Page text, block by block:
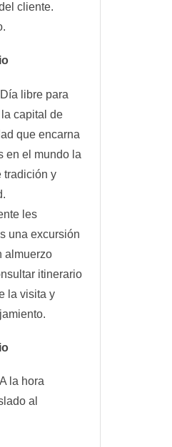
cliente.
libre para
capital de
que encarna
en el mundo la
tradición y
les
una excursión
almuerzo
itinerario
la visita y
la hora
al